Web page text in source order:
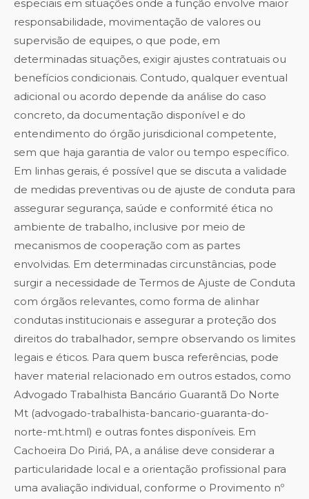
especiais em situações onde a função envolve maior
responsabilidade, movimentação de valores ou
supervisão de equipes, o que pode, em
determinadas situações, exigir ajustes contratuais ou
benefícios condicionais. Contudo, qualquer eventual
adicional ou acordo depende da análise do caso
concreto, da documentação disponível e do
entendimento do órgão jurisdicional competente,
sem que haja garantia de valor ou tempo específico.
Em linhas gerais, é possível que se discuta a validade
de medidas preventivas ou de ajuste de conduta para
assegurar segurança, saúde e conformité ética no
ambiente de trabalho, inclusive por meio de
mecanismos de cooperação com as partes
envolvidas. Em determinadas circunstâncias, pode
surgir a necessidade de Termos de Ajuste de Conduta
com órgãos relevantes, como forma de alinhar
condutas institucionais e assegurar a proteção dos
direitos do trabalhador, sempre observando os limites
legais e éticos. Para quem busca referências, pode
haver material relacionado em outros estados, como
Advogado Trabalhista Bancário Guarantã Do Norte
Mt (advogado-trabalhista-bancario-guaranta-do-
norte-mt.html) e outras fontes disponíveis. Em
Cachoeira Do Piriá, PA, a análise deve considerar a
particularidade local e a orientação profissional para
uma avaliação individual, conforme o Provimento nº